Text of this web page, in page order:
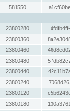
581550
23800280
23800360
23800460
23800480
23800440
23800240
23800120
23800180